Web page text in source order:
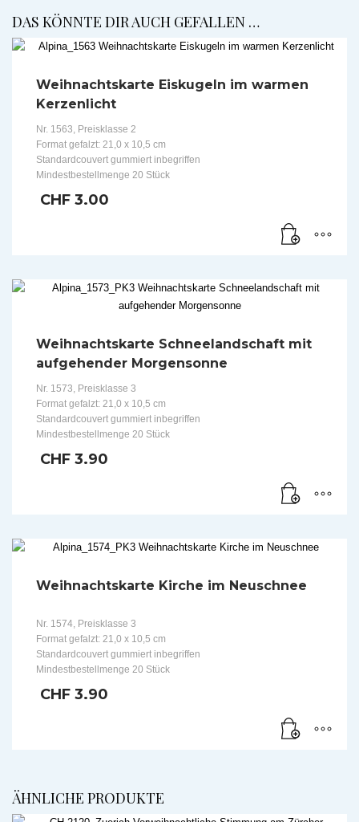
DAS KÖNNTE DIR AUCH GEFALLEN …
Weihnachtskarte Eiskugeln im warmen
Kerzenlicht
Nr. 1563, Preisklasse 2
Format gefalzt: 21,0 x 10,5 cm
Standardcouvert gummiert inbegriffen
Mindestbestellmenge 20 Stück
CHF 3.00
Weihnachtskarte Schneelandschaft mit
aufgehender Morgensonne
Nr. 1573, Preisklasse 3
Format gefalzt: 21,0 x 10,5 cm
Standardcouvert gummiert inbegriffen
Mindestbestellmenge 20 Stück
CHF 3.90
Weihnachtskarte Kirche im Neuschnee
Nr. 1574, Preisklasse 3
Format gefalzt: 21,0 x 10,5 cm
Standardcouvert gummiert inbegriffen
Mindestbestellmenge 20 Stück
CHF 3.90
ÄHNLICHE PRODUKTE